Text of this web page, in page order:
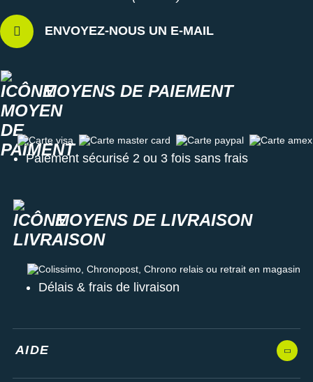
ENVOYEZ-NOUS UN E-MAIL
MOYENS DE PAIEMENT
Carte visa Carte master card Carte paypal Carte amex
Paiement sécurisé 2 ou 3 fois sans frais
MOYENS DE LIVRAISON
Colissimo, Chronopost, Chrono relais ou retrait en magasin
Délais & frais de livraison
AIDE